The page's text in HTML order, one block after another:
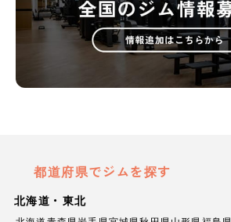
都道府県でジムを探す
北海道・東北